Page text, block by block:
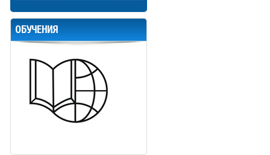
ОБУЧЕНИЯ